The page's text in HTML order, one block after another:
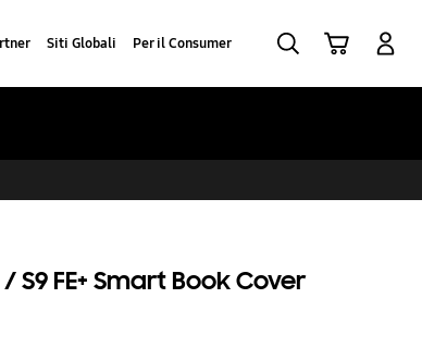
Siti Globali Per il Consumer
S9 FE+ Smart Book Cover